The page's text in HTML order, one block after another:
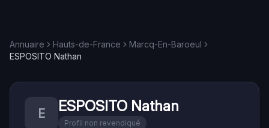
Annuaire Hauts-de-France
Marcq-En-Baroeul
ESPOSITO Nathan
E ESPOSITO Nathan
Profil non revendiqué